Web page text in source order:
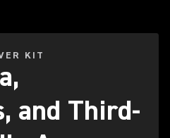
KIT
and Third-